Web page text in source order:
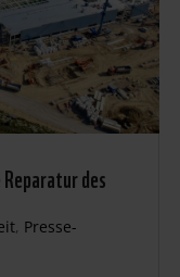
des
, Presse-